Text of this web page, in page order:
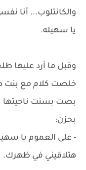
والكانتلوب... أنا
يا سهيله.
وقبل ما أرد عليها
خلصت كلام مع بنت
بصت بسنت ناحيتها
بحزن:
- على العموم يا
هتلاقيني في ظهرك.